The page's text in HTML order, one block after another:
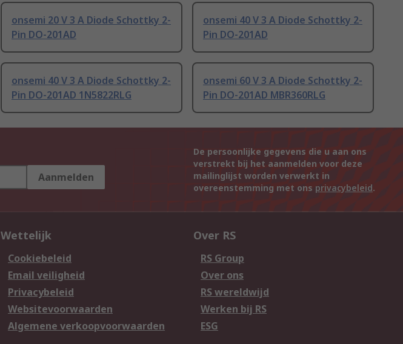
onsemi 20 V 3 A Diode Schottky 2-
Pin DO-201AD
onsemi 40 V 3 A Diode Schottky 2-
Pin DO-201AD
onsemi 40 V 3 A Diode Schottky 2-
Pin DO-201AD 1N5822RLG
onsemi 60 V 3 A Diode Schottky 2-
Pin DO-201AD MBR360RLG
Aanmelden
De persoonlijke gegevens die u aan ons
verstrekt bij het aanmelden voor deze
mailinglijst worden verwerkt in
overeenstemming met ons privacybeleid.
Wettelijk
Cookiebeleid
Email veiligheid
Privacybeleid
Websitevoorwaarden
Algemene verkoopvoorwaarden
Over RS
RS Group
Over ons
RS wereldwijd
Werken bij RS
ESG